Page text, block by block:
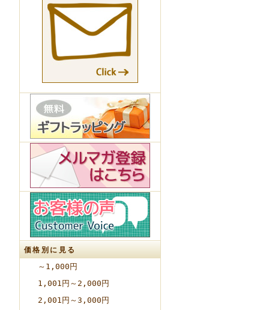
価格別に見る
～1,000円
1,001円～2,000円
2,001円～3,000円